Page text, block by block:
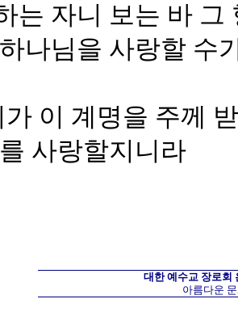
는 자니 보는 바
나님을 사랑할 수
이 계명을 주께
사랑할지니라
대한 예수교 장로회
아름다운